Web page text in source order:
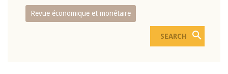
Revue économique et monétaire